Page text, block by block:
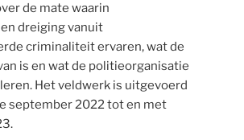
de mate waarin
dreiging vanuit
criminaliteit ervaren, wat de
is en wat de politieorganisatie
Het veldwerk is uitgevoerd
september 2022 tot en met